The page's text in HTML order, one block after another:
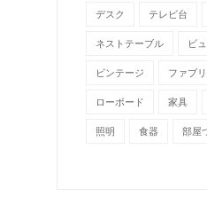
デスク テレビ台
ネストテーブル ビ
ビンテージ ファブ
ローボード 家具
照明 食器 部屋